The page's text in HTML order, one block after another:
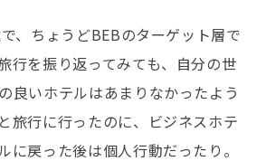
で、ちょうどBEBのターゲット層で
行を振り返ってみても、自分の世
良いホテルはあまりなかったよう
旅行に行ったのに、ビジネスホテ
に戻った後は個人行動だったり。